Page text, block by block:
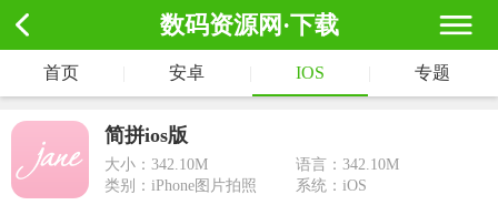
数码资源网·下载
首页 安卓 IOS 专题
简拼ios版
大小： 342.10M
语言：342.10M
类别：iPhone图片拍照
系统：iOS